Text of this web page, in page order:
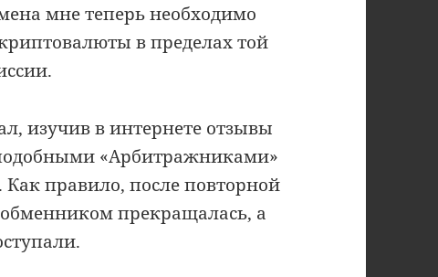
мне теперь необходимо
в пределах той
изучив в интернете отзывы
«Арбитражниками»
Как правило, после повторной
прекращалась, а